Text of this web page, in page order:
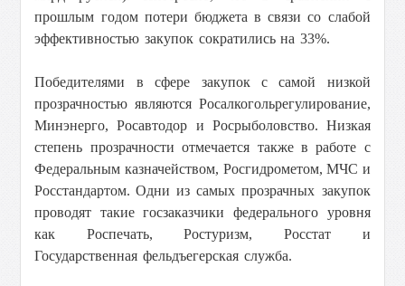
прошлым годом потери бюджета в связи со слабой
эффективностью закупок сократились на 33%.
Победителями в сфере закупок с самой низкой
прозрачностью являются Росалкогольрегулирование,
Минэнерго, Росавтодор и Росрыболовство. Низкая
степень прозрачности отмечается также в работе с
Федеральным казначейством, Росгидрометом, МЧС и
Росстандартом. Одни из самых прозрачных закупок
проводят такие госзаказчики федерального уровня
как Роспечать, Ростуризм, Росстат и
Государственная фельдъегерская служба.